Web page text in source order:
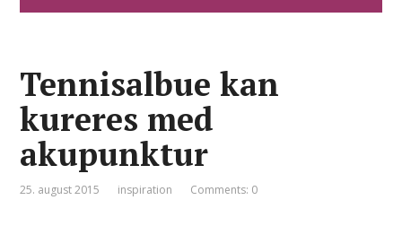
Tennisalbue kan
kureres med
akupunktur
25. august 2015 inspiration Comments: 0